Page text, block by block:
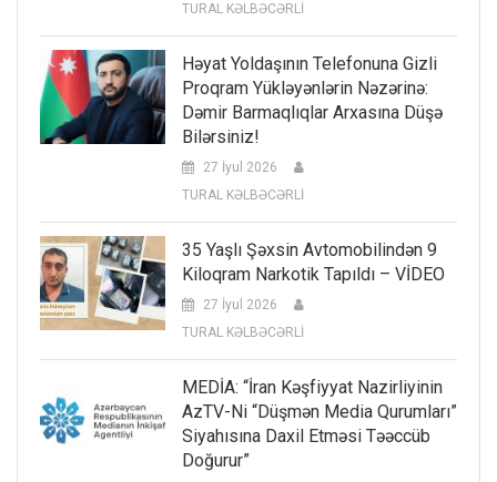
TURAL KƏLBƏCƏRLİ
Həyat Yoldaşının Telefonuna Gizli
Proqram Yükləyənlərin Nəzərinə:
Dəmir Barmaqlıqlar Arxasına Düşə
Bilərsiniz!
27 İyul 2026
TURAL KƏLBƏCƏRLİ
35 Yaşlı Şəxsin Avtomobilindən 9
Kiloqram Narkotik Tapıldı – VİDEO
27 İyul 2026
TURAL KƏLBƏCƏRLİ
MEDİA: “İran Kəşfiyyat Nazirliyinin
AzTV-Ni “düşmən Media Qurumları”
Siyahısına Daxil Etməsi Təəccüb
Doğurur”